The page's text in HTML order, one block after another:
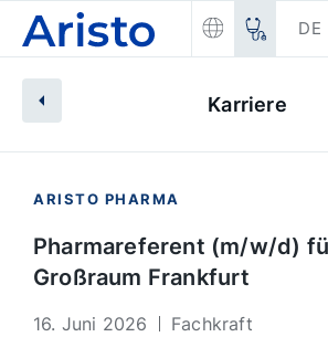
DE
Karriere
ARISTO PHARMA
Pharmareferent (m/w/d)
Großraum Frankfurt
16. Juni 2026 Fachkraft